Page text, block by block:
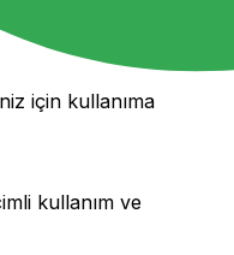
için kullanıma
kullanım ve